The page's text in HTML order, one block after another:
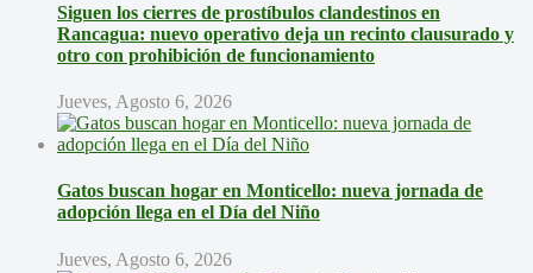
Siguen los cierres de prostíbulos clandestinos en
Rancagua: nuevo operativo deja un recinto clausurado y
otro con prohibición de funcionamiento
Jueves, Agosto 6, 2026
Gatos buscan hogar en Monticello: nueva jornada de
adopción llega en el Día del Niño
Jueves, Agosto 6, 2026